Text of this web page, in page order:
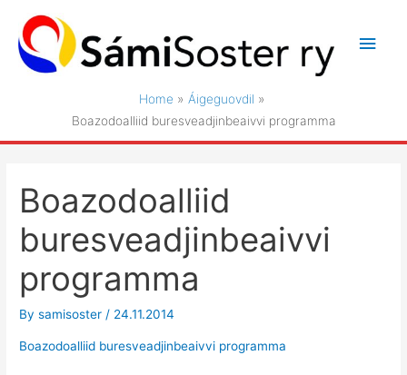
content
Main
Home
Áigeguovdil
Boazodoalliid buresveadjinbeaivvi programma
Boazodoalliid
buresveadjinbeaivvi
programma
Bysamisoster / 24.11.2014
Boazodoalliid buresveadjinbeaivvi programma